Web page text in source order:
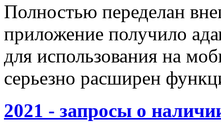
Полностью переделан
приложение получило
для использования на
серьезно расширен
2021 - запросы о